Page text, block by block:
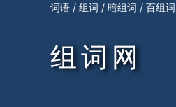
词语 / 组词 / 暗组词 / 百组词
组词网